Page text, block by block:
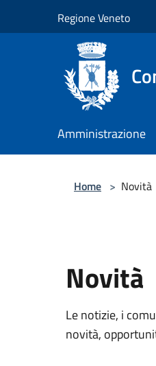
Regione Veneto
Amministrazione
Home > Novità
Novità
Le notizie, i
novità,